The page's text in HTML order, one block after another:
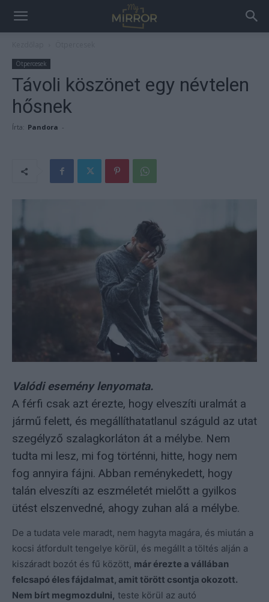
Ötpercesek
Távoli köszönet egy névtelen
hősnek
Írta: Pandora -
Valódi esemény lenyomata.
A férfi csak azt érezte, hogy elveszíti uralmát a
jármű felett, és megállíthatatlanul száguld az utat
szegélyző szalagkorláton át a mélybe. Nem
tudta mi lesz, mi fog történni, hitte, hogy nem
fog annyira fájni. Abban reménykedett, hogy
talán elveszíti az eszméletét mielőtt a gyilkos
ütést elszenvedné, ahogy zuhan alá a mélybe.
De a tudata vele maradt, nem hagyta magára, és miután a
kocsi átfordult tengelye körül, és megállt a töltés alján a
kiszáradt bozót és fű között, már érezte a vállában
felcsapó éles fájdalmat, amit törött csontja okozott.
Nem bírt megmozdulni, teste körül az autó